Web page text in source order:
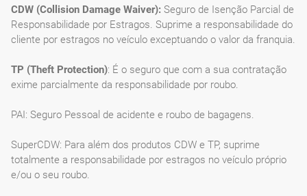
CDW (Collision Damage Waiver): Seguro de Isenção Parcial de
Responsabilidade por Estragos. Suprime a responsabilidade do
cliente por estragos no veículo exceptuando o valor da franquia.
TP (Theft Protection): É o seguro que com a sua contratação
exime parcialmente da responsabilidade por roubo.
PAI: Seguro Pessoal de acidente e roubo de bagagens.
SuperCDW: Para além dos produtos CDW e TP, suprime
totalmente a responsabilidade por estragos no veículo próprio
e/ou o seu roubo.